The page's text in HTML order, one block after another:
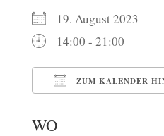
19. August 2023
14:00 - 21:00
ZUM KALENDER
WO